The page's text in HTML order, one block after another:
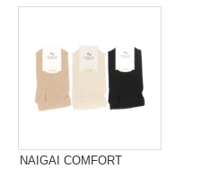
NAIGAI COMFORT